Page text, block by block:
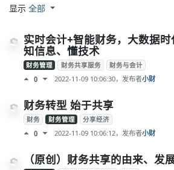
显示 全部
实时会计+智能财务，大数据时
知信息、懂技术
财务管理 财务共享服务 财务与会计
0 2022-11-09 10:06:30，发布者小财
财务转型 始于共享
财务 财务管理 分享经济
0 2022-11-09 10:06:12，发布者小财
（原创）财务共享的由来、发